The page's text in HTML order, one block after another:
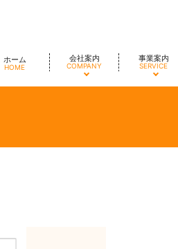
ホーム
HOME
会社案内
COMPANY
事業案内
SERVICE